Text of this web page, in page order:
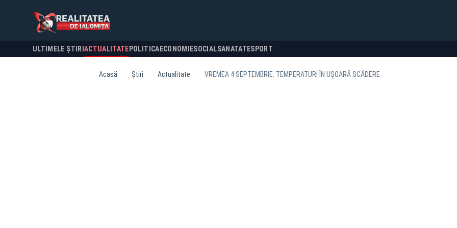
ULTIMELE ȘTIRI ACTUALITATE POLITICA ECONOMIESOCIALSANATATESPORT
Acasă Știri Actualitate VREMEA 4 SEPTEMBRIE. TEMPERATURI ÎN UȘOARĂ SCĂDERE